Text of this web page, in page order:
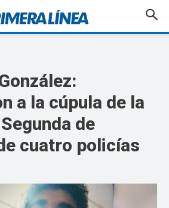
a la cúpula de la
de
cuatro policías